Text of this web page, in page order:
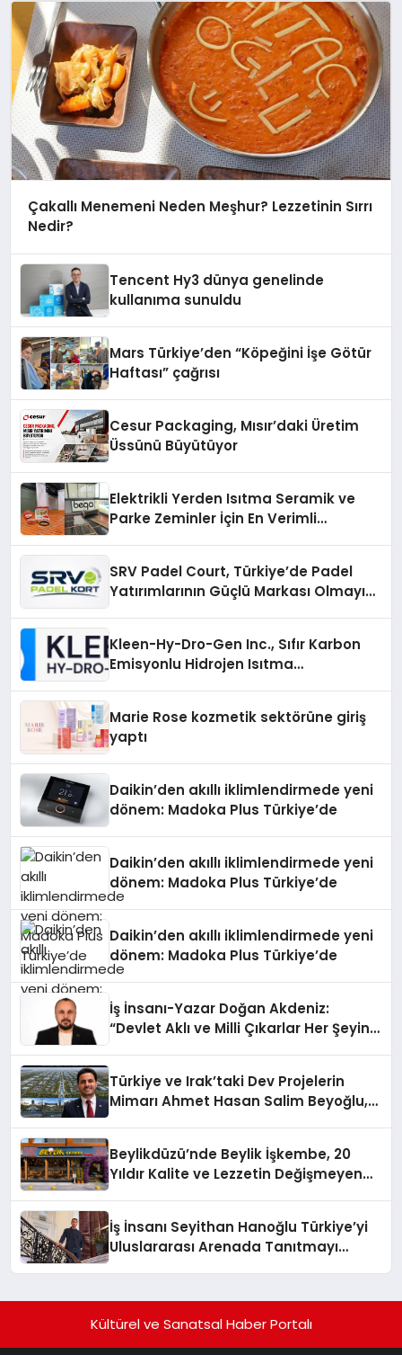
Çakallı Menemeni Neden Meşhur? Lezzetinin Sırrı
Nedir?
Tencent Hy3 dünya genelinde
kullanıma sunuldu
Mars Türkiye’den “Köpeğini İşe Götür
Haftası” çağrısı
Cesur Packaging, Mısır’daki Üretim
Üssünü Büyütüyor
Elektrikli Yerden Isıtma Seramik ve
Parke Zeminler İçin En Verimli
SRV Padel Court, Türkiye’de Padel
Yatırımlarının Güçlü Markası Olmayı
Kleen-Hy-Dro-Gen Inc., Sıfır Karbon
Emisyonlu Hidrojen Isıtma
Marie Rose kozmetik sektörüne giriş
yaptı
Daikin’den akıllı iklimlendirmede yeni
dönem: Madoka Plus Türkiye’de
Daikin’den akıllı iklimlendirmede yeni
dönem: Madoka Plus Türkiye’de
Daikin’den akıllı iklimlendirmede yeni
dönem: Madoka Plus Türkiye’de
İş İnsanı-Yazar Doğan Akdeniz:
“Devlet Aklı ve Milli Çıkarlar Her Şeyin
Türkiye ve Irak’taki Dev Projelerin
Mimarı Ahmet Hasan Salim Beyoğlu,
Hayata Geçirecek
Beylikdüzü’nde Beylik İşkembe, 20
Yıldır Kalite ve Lezzetin Değişmeyen
İş İnsanı Seyithan Hanoğlu Türkiye’yi
Uluslararası Arenada Tanıtmayı
Kültürel ve Sanatsal Haber Portalı